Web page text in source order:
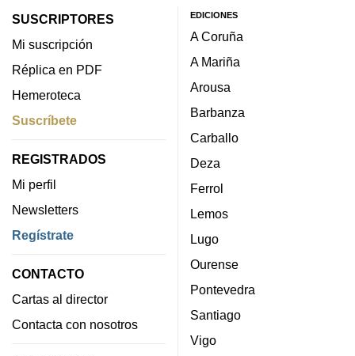
SUSCRIPTORES
Mi suscripción
Réplica en PDF
Hemeroteca
Suscríbete
REGISTRADOS
Mi perfil
Newsletters
Regístrate
CONTACTO
Cartas al director
Contacta con nosotros
EDICIONES
A Coruña
A Mariña
Arousa
Barbanza
Carballo
Deza
Ferrol
Lemos
Lugo
Ourense
Pontevedra
Santiago
Vigo